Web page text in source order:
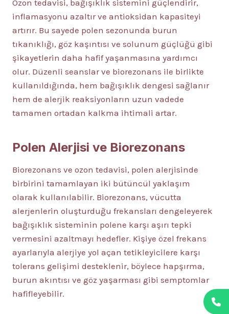
Ozon tedavisi, bağışıklık sistemini güçlendirir,
inflamasyonu azaltır ve antioksidan kapasiteyi
artırır. Bu sayede polen sezonunda burun
tıkanıklığı, göz kaşıntısı ve solunum güçlüğü gibi
şikayetlerin daha hafif yaşanmasına yardımcı
olur. Düzenli seanslar ve biorezonans ile birlikte
kullanıldığında, hem bağışıklık dengesi sağlanır
hem de alerjik reaksiyonların uzun vadede
tamamen ortadan kalkma ihtimali artar.
Polen Alerjisi ve Biorezonans
Biorezonans ve ozon tedavisi, polen alerjisinde
birbirini tamamlayan iki bütüncül yaklaşım
olarak kullanılabilir. Biorezonans, vücutta
alerjenlerin oluşturduğu frekansları dengeleyerek
bağışıklık sisteminin polene karşı aşırı tepki
vermesini azaltmayı hedefler. Kişiye özel frekans
ayarlarıyla alerjiye yol açan tetikleyicilere karşı
tolerans gelişimi desteklenir, böylece hapşırma,
burun akıntısı ve göz yaşarması gibi semptomlar
hafifleyebilir.